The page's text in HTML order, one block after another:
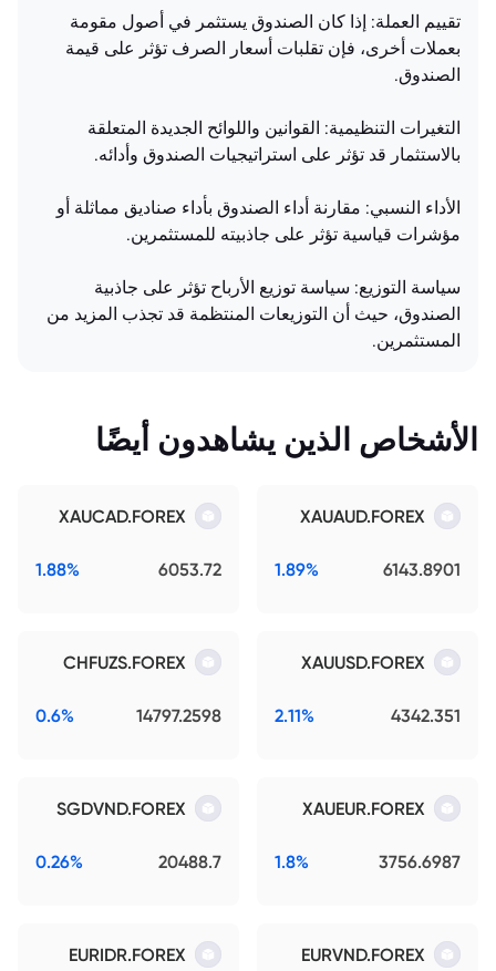
تقييم العملة: إذا كان الصندوق يستثمر في أصول مقومة
بعملات أخرى، فإن تقلبات أسعار الصرف تؤثر على قيمة
الصندوق.
التغيرات التنظيمية: القوانين واللوائح الجديدة المتعلقة
بالاستثمار قد تؤثر على استراتيجيات الصندوق وأدائه.
الأداء النسبي: مقارنة أداء الصندوق بأداء صناديق مماثلة أو
مؤشرات قياسية تؤثر على جاذبيته للمستثمرين.
سياسة التوزيع: سياسة توزيع الأرباح تؤثر على جاذبية
الصندوق، حيث أن التوزيعات المنتظمة قد تجذب المزيد من
المستثمرين.
الأشخاص الذين يشاهدون أيضًا
XAUAUD.FOREX
6143.8901
1.89%
XAUCAD.FOREX
6053.72
1.88%
XAUUSD.FOREX
4342.351
2.11%
CHFUZS.FOREX
14797.2598
0.6%
XAUEUR.FOREX
3756.6987
1.8%
SGDVND.FOREX
20488.7
0.26%
EURVND.FOREX
EURIDR.FOREX